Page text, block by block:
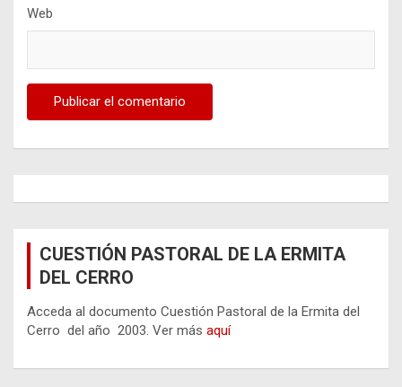
Web
CUESTIÓN PASTORAL DE LA ERMITA
DEL CERRO
Acceda al documento Cuestión Pastoral de la Ermita del
Cerro del año 2003. Ver más aquí